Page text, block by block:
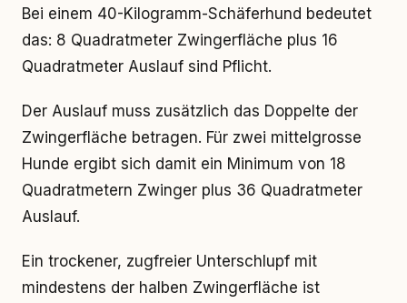
Bei einem 40-Kilogramm-Schäferhund bedeutet
das: 8 Quadratmeter Zwingerfläche plus 16
Quadratmeter Auslauf sind Pflicht.
Der Auslauf muss zusätzlich das Doppelte der
Zwingerfläche betragen. Für zwei mittelgrosse
Hunde ergibt sich damit ein Minimum von 18
Quadratmetern Zwinger plus 36 Quadratmeter
Auslauf.
Ein trockener, zugfreier Unterschlupf mit
mindestens der halben Zwingerfläche ist